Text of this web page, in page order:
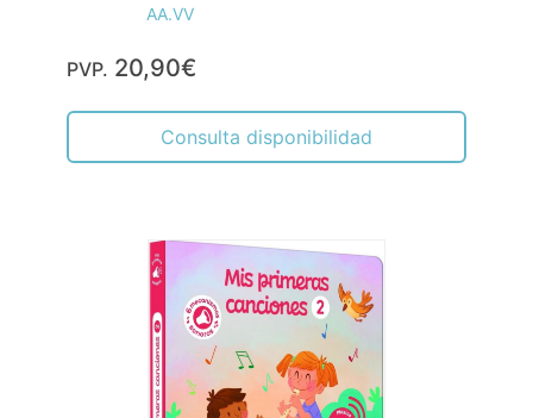
AA.VV
PVP. 20,90€
Consulta disponibilidad